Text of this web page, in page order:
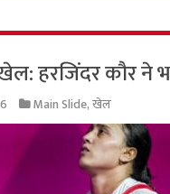
खेल: हरजिंदर कौर ने
Main Slide,खेल